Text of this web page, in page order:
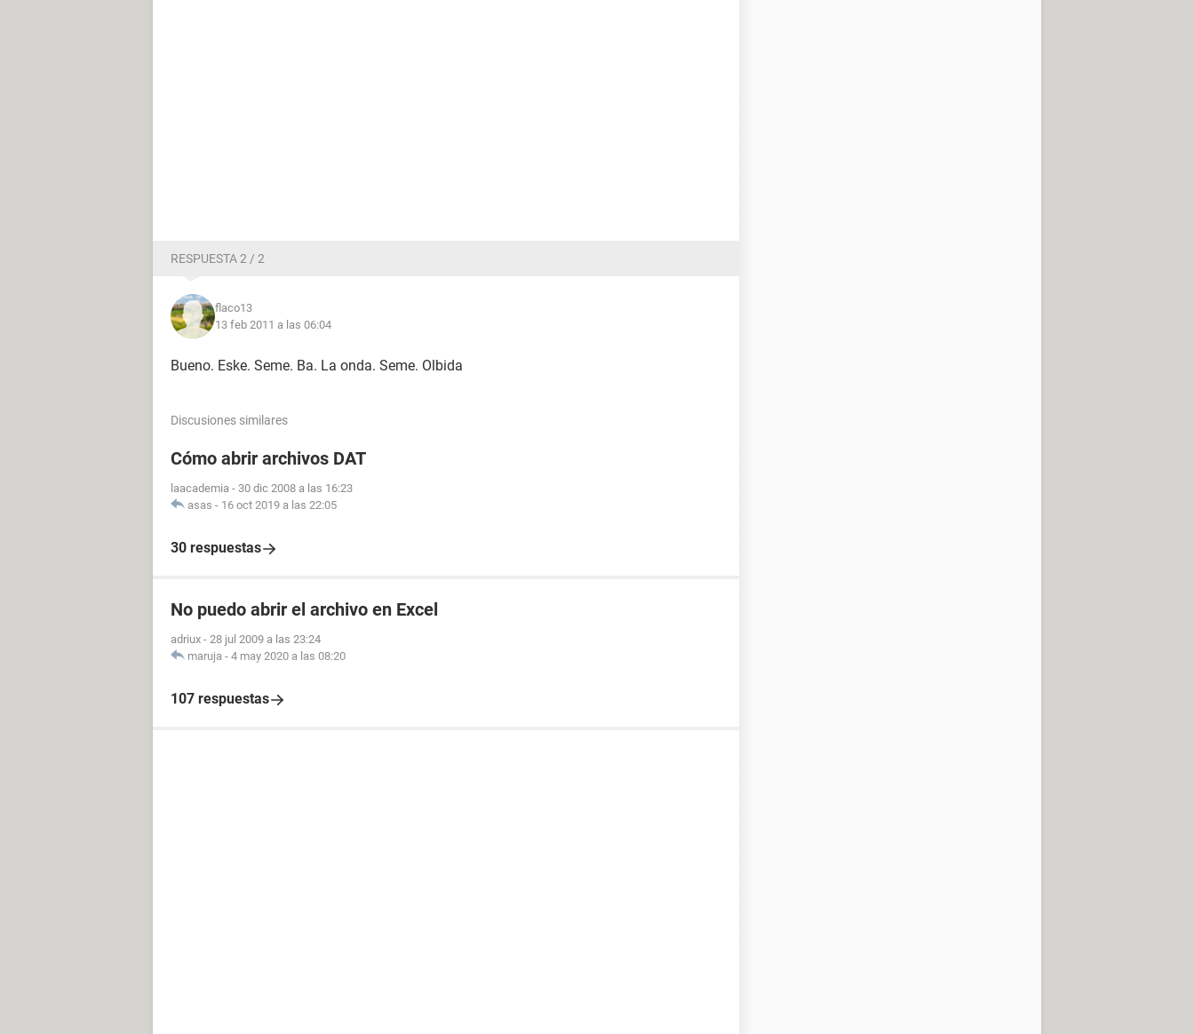
RESPUESTA 2 / 2
flaco13
13 feb 2011 a las 06:04
Bueno. Eske. Seme. Ba. La onda. Seme. Olbida
Discusiones similares
Cómo abrir archivos DAT
laacademia - 30 dic 2008 a las 16:23
asas - 16 oct 2019 a las 22:05
30 respuestas
No puedo abrir el archivo en Excel
adriux - 28 jul 2009 a las 23:24
maruja - 4 may 2020 a las 08:20
107 respuestas